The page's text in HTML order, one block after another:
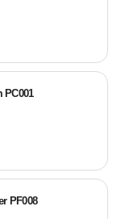
PC001
PF008